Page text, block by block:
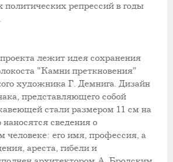
репрессий в годы
лежит идея сохранения
"Камни преткновения"
художника Г. Демнига. Дизайн
представляющего собой
стали размером 11 см на
сведения о
человеке: его имя, профессия, а
ареста, гибели и